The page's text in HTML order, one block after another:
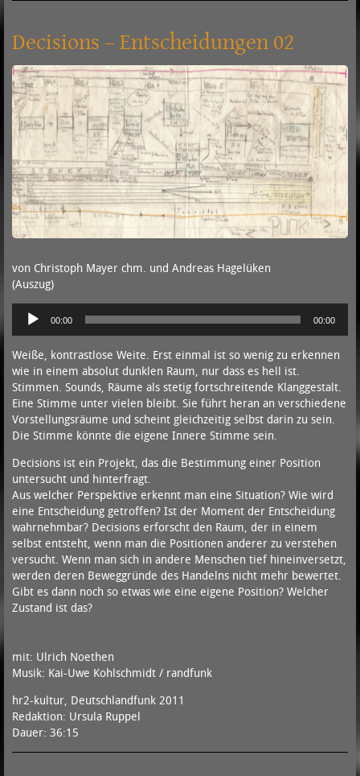
Decisions – Entscheidungen 02
von Christoph Mayer chm. und Andreas Hagelüken
(Auszug)
Audio-
Player
00:00 00:00
Weiße, kontrastlose Weite. Erst einmal ist so wenig zu erkennen
wie in einem absolut dunklen Raum, nur dass es hell ist.
Stimmen. Sounds, Räume als stetig fortschreitende Klanggestalt.
Eine Stimme unter vielen bleibt. Sie führt heran an verschiedene
Vorstellungsräume und scheint gleichzeitig selbst darin zu sein.
Die Stimme könnte die eigene Innere Stimme sein.
Decisions ist ein Projekt, das die Bestimmung einer Position
untersucht und hinterfragt.
Aus welcher Perspektive erkennt man eine Situation? Wie wird
eine Entscheidung getroffen? Ist der Moment der Entscheidung
wahrnehmbar? Decisions erforscht den Raum, der in einem
selbst entsteht, wenn man die Positionen anderer zu verstehen
versucht. Wenn man sich in andere Menschen tief hineinversetzt,
werden deren Beweggründe des Handelns nicht mehr bewertet.
Gibt es dann noch so etwas wie eine eigene Position? Welcher
Zustand ist das?
mit: Ulrich Noethen
Musik: Kai-Uwe Kohlschmidt / randfunk
hr2-kultur, Deutschlandfunk 2011
Redaktion: Ursula Ruppel
Dauer: 36:15